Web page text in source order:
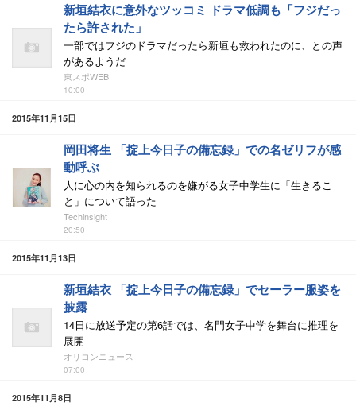
新垣結衣に意外なツッコミ ドラマ低調も「フジだっ
たら許された」
一部ではフジのドラマだったら新垣も救われたのに、との声
があるようだ
東スポWEB
10:00
2015年11月15日
岡田将生 「掟上今日子の備忘録」での名ゼリフが感
動呼ぶ
人に心の内を知られるのを嫌がる女子中学生に「生きるこ
と」について語った
Techinsight
20:50
2015年11月13日
新垣結衣 「掟上今日子の備忘録」でセーラー服姿を
披露
14日に放送予定の第6話では、名門女子中学を舞台に推理を
展開
オリコンニュース
07:00
2015年11月8日